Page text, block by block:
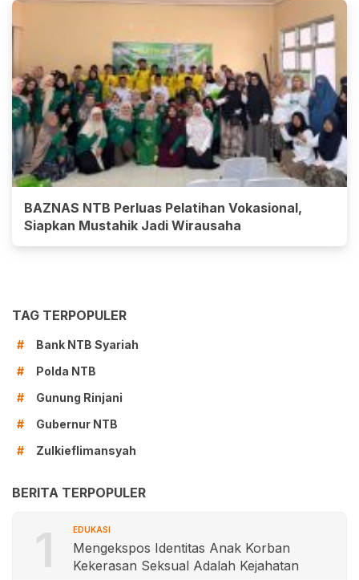
BAZNAS NTB Perluas Pelatihan Vokasional,
Siapkan Mustahik Jadi Wirausaha
TAG TERPOPULER
#
Bank NTB Syariah
#
Polda NTB
#
Gunung Rinjani
#
Gubernur NTB
#
Zulkieflimansyah
BERITA TERPOPULER
1 EDUKASI
Mengekspos Identitas Anak Korban
Kekerasan Seksual Adalah Kejahatan